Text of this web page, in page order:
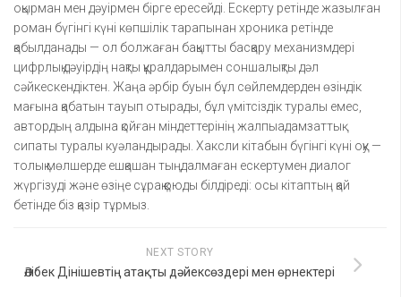
оқырман мен дәуірмен бірге ересейді. Ескерту ретінде жазылған
роман бүгінгі күні көпшілік тарапынан хроника ретінде
қабылданады — ол болжаған бақытты басқару механизмдері
цифрлық дәуірдің нақты құралдарымен соншалықты дәл
сәйкескендіктен. Жаңа әрбір буын бұл сөйлемдерден өзіндік
мағына қабатын тауып отырады, бұл үмітсіздік туралы емес,
автордың алдына қойған міндеттерінің жалпыадамзаттық
сипаты туралы куәландырады. Хаксли кітабын бүгінгі күні оқу —
толық мөлшерде ешқашан тыңдалмаған ескертумен диалог
жүргізуді және өзіңе сұрақ қоюды білдіреді: осы кітаптың қай
бетінде біз қазір тұрмыз.
NEXT STORY
Әлібек Дінішевтің атақты дәйексөздері мен өрнектері